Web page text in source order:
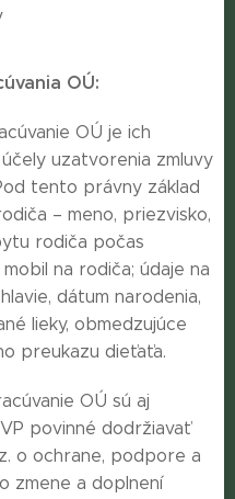
OÚ:
OÚ je ich
uzatvorenia zmluvy
tento právny základ
– meno, priezvisko,
rodiča počas
na rodiča; údaje na
dátum narodenia,
lieky, obmedzujúce
preukazu dieťaťa.
OÚ sú aj
povinné dodržiavať
o ochrane, podpore a
zmene a doplnení